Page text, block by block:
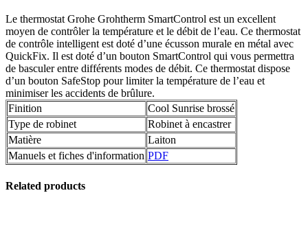
Le thermostat Grohe Grohtherm SmartControl est un excellent
moyen de contrôler la température et le débit de l’eau. Ce thermostat
de contrôle intelligent est doté d’une écusson murale en métal avec
QuickFix. Il est doté d’un bouton SmartControl qui vous permettra
de basculer entre différents modes de débit. Ce thermostat dispose
d’un bouton SafeStop pour limiter la température de l’eau et
minimiser les accidents de brûlure.
Finition
Cool Sunrise brossé
Type de robinet
Robinet à encastrer
Matière
Laiton
Manuels et fiches d'information PDF
Related products